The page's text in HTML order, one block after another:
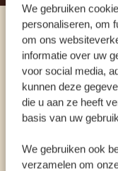
We gebruiken
personaliseren, om
om ons
informatie over uw
voor social media,
kunnen deze
die u aan ze heeft
basis van uw
We gebruiken ook
verzamelen om
Praat
ONZE